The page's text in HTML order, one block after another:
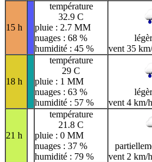
15 h
température
32.9 C
pluie : 2.7 MM
nuages : 68 %
humidité : 45 %
vent 35
18 h
température
29 C
pluie : 1 MM
nuages : 63 %
humidité : 57 %
vent 4 km/
21 h
température
21.8 C
pluie : 0 MM
nuages : 37 %
humidité : 79 %
vent 2 km/